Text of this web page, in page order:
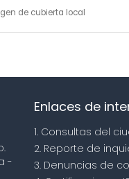
de cubierta local
-
Enlaces de
1. Consultas del
2. Reporte de
3. Denuncias de